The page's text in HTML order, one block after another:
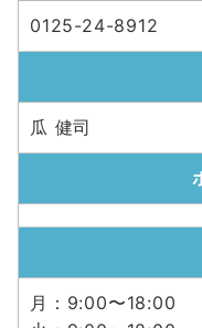
0125-24-8912
瓜 健司
月：9:00〜18:00